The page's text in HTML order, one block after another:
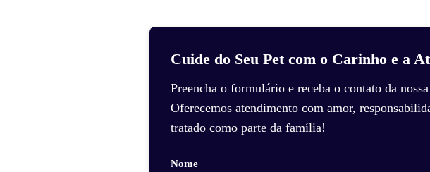
Cuide do Seu Pet com o Carinho e a
Preencha o formulário e receba o contato da
Oferecemos atendimento com amor,
tratado como parte da família!
Nome